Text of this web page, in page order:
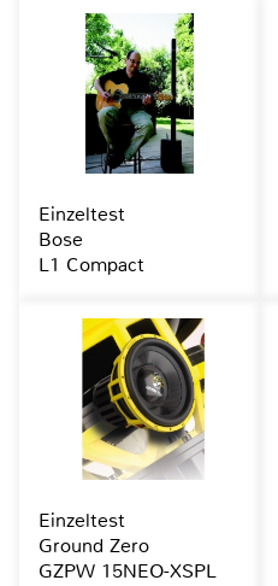
Einzeltest
Bose
L1 Compact
Einzeltest
Ground Zero
GZPW 15NEO-XSPL